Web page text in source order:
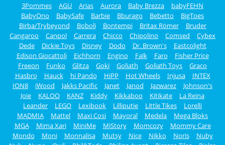
3Pommes AGU Arias Aurora Baby Brezza
babyFEHN
BabyOno
BabySafe Barbie Bburago Bebetto
BigToes
Birba/Trybeyond
Boboli Bontempi Britax Römer
Bruder
Cangaroo
Canpol Carrera Chicco Chipolino Comsed
Cybex
Dede
Dickie Toys Disney Dodo Dr. Brown's
Eastcolight
Edison Giocattoli
Eichhorn Engino Falk Faro
Fisher Price
Freeon
Funko Glitza Goki Goliath Goliath Toys
Graco
Hasbro
Hauck hi Pando HiPP Hot Wheels Injusa
INTEX
ION8
iWood Jakks Pacific Janet Janod Jazwarez
Johnson's
Joie
KALOO KANZ Kiddy Kikkaboo Kitikate
La Reina
Leander
LEGO Lexibook Lilliputie Little Tikes
Lorelli
MADMIA
Mattel Maxi Cosi Mayoral Medela
Mega Bloks
MGA
Mima Xari MiniMe MiStory Momcozy
Mommy Care
Mondo
Moni Monnalisa Mutsy Nice Nikko Noris
Nuby